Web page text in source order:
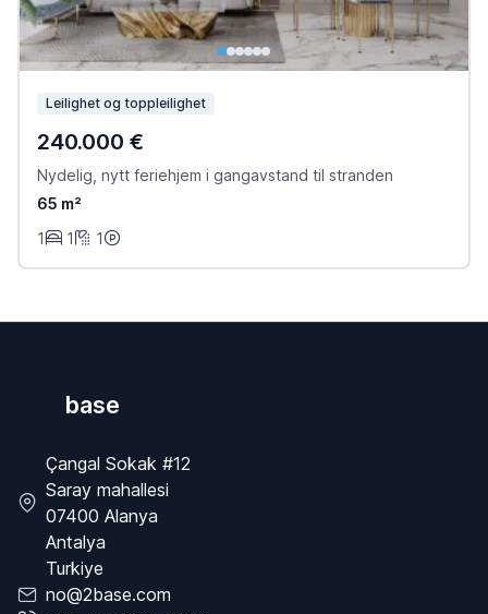
Leilighet og toppleilighet
240.000 €
Nydelig, nytt feriehjem i gangavstand til stranden
65 m²
1
1 1
base
Çangal Sokak #12
Saray mahallesi
07400 Alanya
Antalya
Turkiye
no@2base.com